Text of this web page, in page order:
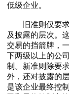
低级企业。
旧准则仅要求
及披露的层次。
交易的挡箭牌，
下两级以上的公
制。新准则除要
外，还对披露的
是该企业最终控